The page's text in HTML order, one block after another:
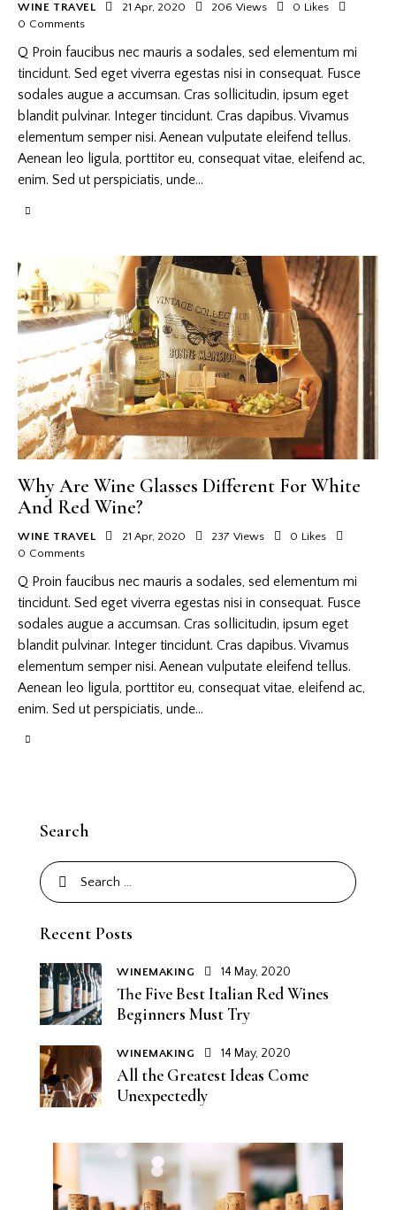
WINE TRAVEL 21 Apr, 2020 206 Views 0 Likes
0 Comments
Q Proin faucibus nec mauris a sodales, sed elementum mi
tincidunt. Sed eget viverra egestas nisi in consequat. Fusce
sodales augue a accumsan. Cras sollicitudin, ipsum eget
blandit pulvinar. Integer tincidunt. Cras dapibus. Vivamus
elementum semper nisi. Aenean vulputate eleifend tellus.
Aenean leo ligula, porttitor eu, consequat vitae, eleifend ac,
enim. Sed ut perspiciatis, unde…
Why Are Wine Glasses Different For White
And Red Wine?
WINE TRAVEL 21 Apr, 2020 237 Views 0 Likes
0 Comments
Q Proin faucibus nec mauris a sodales, sed elementum mi
tincidunt. Sed eget viverra egestas nisi in consequat. Fusce
sodales augue a accumsan. Cras sollicitudin, ipsum eget
blandit pulvinar. Integer tincidunt. Cras dapibus. Vivamus
elementum semper nisi. Aenean vulputate eleifend tellus.
Aenean leo ligula, porttitor eu, consequat vitae, eleifend ac,
enim. Sed ut perspiciatis, unde…
Search
Recent Posts
WINEMAKING 14 May, 2020
The Five Best Italian Red Wines
Beginners Must Try
WINEMAKING 14 May, 2020
All the Greatest Ideas Come
Unexpectedly